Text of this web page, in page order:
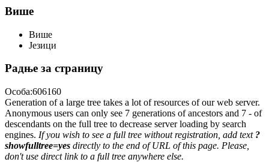
Више
Више
Језици
Радње за страницу
Особа:606160
Generation of a large tree takes a lot of resources of our web server.
Anonymous users can only see 7 generations of ancestors and 7 - of
descendants on the full tree to decrease server loading by search
engines. If you wish to see a full tree without registration, add text ?
showfulltree=yes directly to the end of URL of this page. Please,
don't use direct link to a full tree anywhere else.